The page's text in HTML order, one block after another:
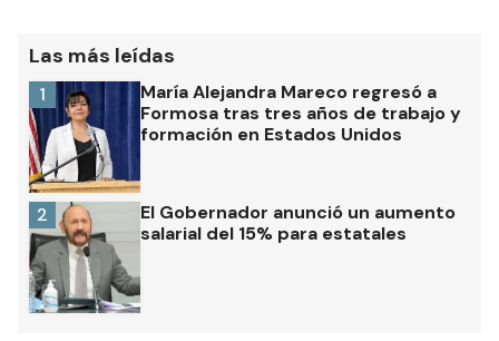
Las más leídas
María Alejandra Mareco regresó a
Formosa tras tres años de trabajo y
formación en Estados Unidos
1
El Gobernador anunció un aumento
salarial del 15% para estatales
2